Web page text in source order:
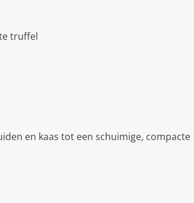
truffel
en kaas tot een schuimige, compacte